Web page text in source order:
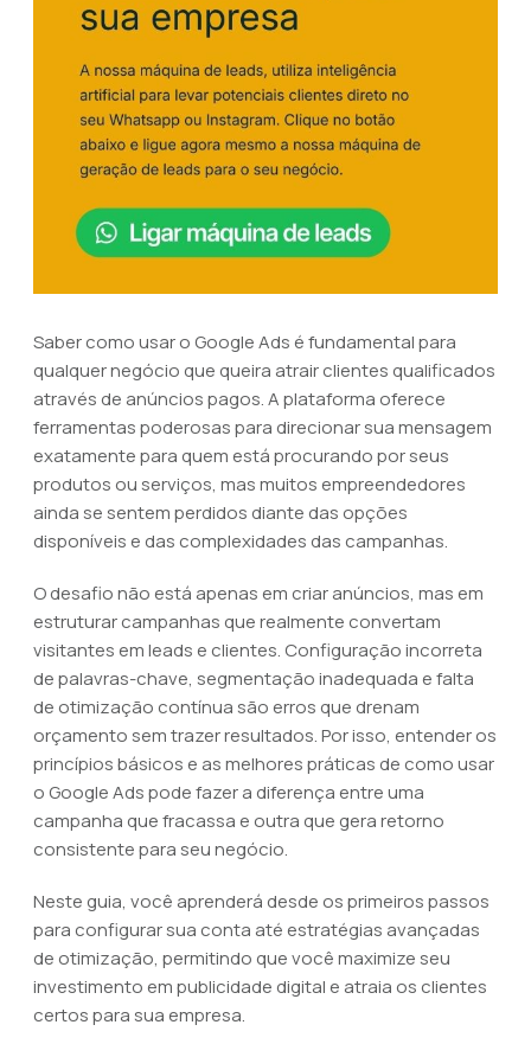
Saber como usar o Google Ads é fundamental para
qualquer negócio que queira atrair clientes qualificados
através de anúncios pagos. A plataforma oferece
ferramentas poderosas para direcionar sua mensagem
exatamente para quem está procurando por seus
produtos ou serviços, mas muitos empreendedores
ainda se sentem perdidos diante das opções
disponíveis e das complexidades das campanhas.
O desafio não está apenas em criar anúncios, mas em
estruturar campanhas que realmente convertam
visitantes em leads e clientes. Configuração incorreta
de palavras-chave, segmentação inadequada e falta
de otimização contínua são erros que drenam
orçamento sem trazer resultados. Por isso, entender os
princípios básicos e as melhores práticas de como usar
o Google Ads pode fazer a diferença entre uma
campanha que fracassa e outra que gera retorno
consistente para seu negócio.
Neste guia, você aprenderá desde os primeiros passos
para configurar sua conta até estratégias avançadas
de otimização, permitindo que você maximize seu
investimento em publicidade digital e atraia os clientes
certos para sua empresa.